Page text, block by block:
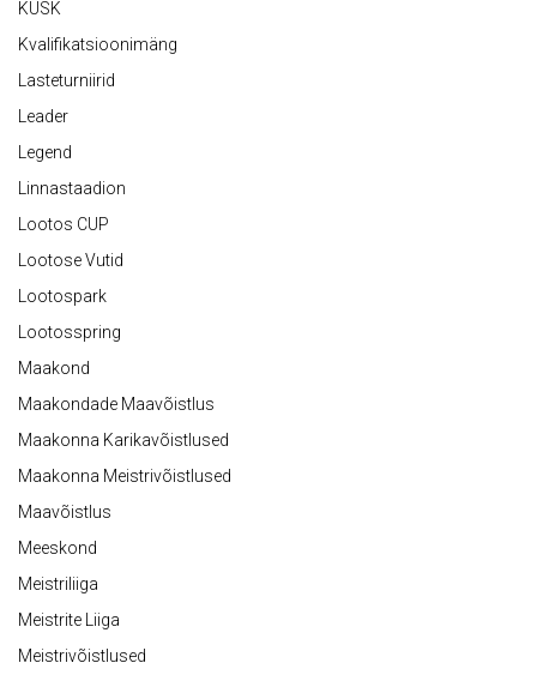
KÜSK
Kvalifikatsioonimäng
Lasteturniirid
Leader
Legend
Linnastaadion
Lootos CUP
Lootose Vutid
Lootospark
Lootosspring
Maakond
Maakondade Maavõistlus
Maakonna Karikavõistlused
Maakonna Meistrivõistlused
Maavõistlus
Meeskond
Meistriliiga
Meistrite Liiga
Meistrivõistlused